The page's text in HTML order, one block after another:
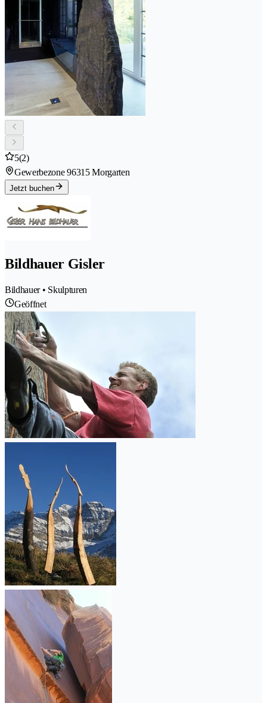
5(2)
Gewerbezone 96315 Morgarten
Jetzt buchen
Bildhauer Gisler
Bildhauer • Skulpturen
Geöffnet